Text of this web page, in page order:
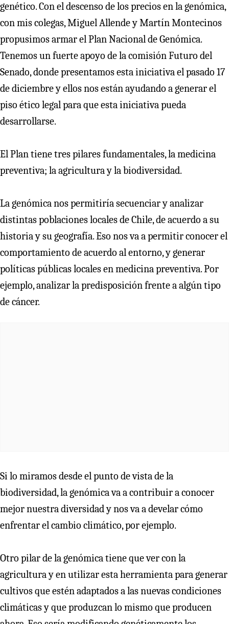
genético. Con el descenso de los precios en la genómica,
con mis colegas, Miguel Allende y Martín Montecinos
propusimos armar el Plan Nacional de Genómica.
Tenemos un fuerte apoyo de la comisión Futuro del
Senado, donde presentamos esta iniciativa el pasado 17
de diciembre y ellos nos están ayudando a generar el
piso ético legal para que esta iniciativa pueda
desarrollarse.
El Plan tiene tres pilares fundamentales, la medicina
preventiva; la agricultura y la biodiversidad.
La genómica nos permitiría secuenciar y analizar
distintas poblaciones locales de Chile, de acuerdo a su
historia y su geografía. Eso nos va a permitir conocer el
comportamiento de acuerdo al entorno, y generar
políticas públicas locales en medicina preventiva. Por
ejemplo, analizar la predisposición frente a algún tipo
de cáncer.
Si lo miramos desde el punto de vista de la
biodiversidad, la genómica va a contribuir a conocer
mejor nuestra diversidad y nos va a develar cómo
enfrentar el cambio climático, por ejemplo.
Otro pilar de la genómica tiene que ver con la
agricultura y en utilizar esta herramienta para generar
cultivos que estén adaptados a las nuevas condiciones
climáticas y que produzcan lo mismo que producen